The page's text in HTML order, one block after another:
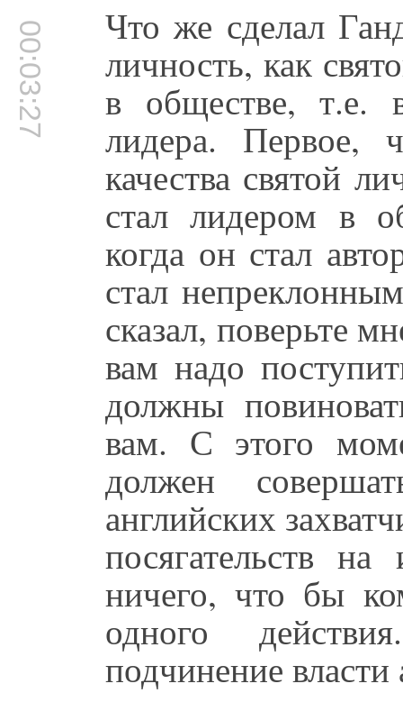
00:03:27 Что же сделал
личность, как
в обществе, т.е.
лидера. Первое,
качества святой
стал лидером в
когда он стал
стал
сказал, поверьте
вам надо
должны
вам. С этого
должен
английских
посягательств
ничего, что бы
одного
подчинение власти